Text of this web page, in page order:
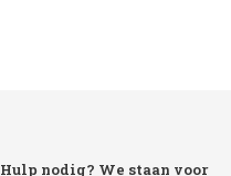
Hulp nodig? We staan voor